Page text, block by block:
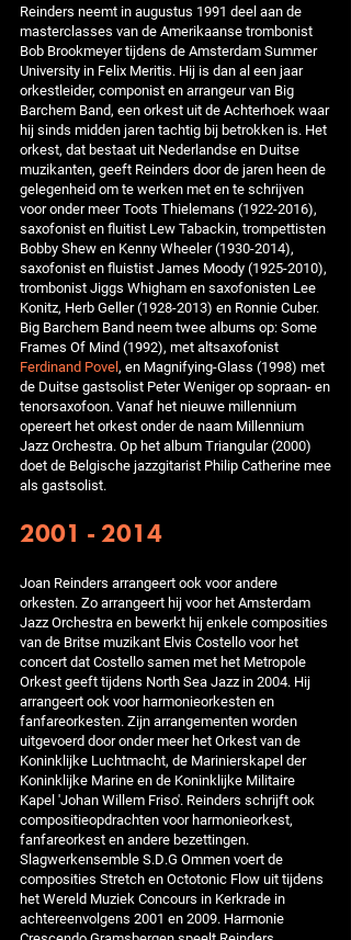
Reinders neemt in augustus 1991 deel aan de
masterclasses van de Amerikaanse trombonist
Bob Brookmeyer tijdens de Amsterdam Summer
University in Felix Meritis. Hij is dan al een jaar
orkestleider, componist en arrangeur van Big
Barchem Band, een orkest uit de Achterhoek waar
hij sinds midden jaren tachtig bij betrokken is. Het
orkest, dat bestaat uit Nederlandse en Duitse
muzikanten, geeft Reinders door de jaren heen de
gelegenheid om te werken met en te schrijven
voor onder meer Toots Thielemans (1922-2016),
saxofonist en fluitist Lew Tabackin, trompettisten
Bobby Shew en Kenny Wheeler (1930-2014),
saxofonist en fluistist James Moody (1925-2010),
trombonist Jiggs Whigham en saxofonisten Lee
Konitz, Herb Geller (1928-2013) en Ronnie Cuber.
Big Barchem Band neem twee albums op: Some
Frames Of Mind (1992), met altsaxofonist
Ferdinand Povel, en Magnifying-Glass (1998) met
de Duitse gastsolist Peter Weniger op sopraan- en
tenorsaxofoon. Vanaf het nieuwe millennium
opereert het orkest onder de naam Millennium
Jazz Orchestra. Op het album Triangular (2000)
doet de Belgische jazzgitarist Philip Catherine mee
als gastsolist.
2001 - 2014
Joan Reinders arrangeert ook voor andere
orkesten. Zo arrangeert hij voor het Amsterdam
Jazz Orchestra en bewerkt hij enkele composities
van de Britse muzikant Elvis Costello voor het
concert dat Costello samen met het Metropole
Orkest geeft tijdens North Sea Jazz in 2004. Hij
arrangeert ook voor harmonieorkesten en
fanfareorkesten. Zijn arrangementen worden
uitgevoerd door onder meer het Orkest van de
Koninklijke Luchtmacht, de Marinierskapel der
Koninklijke Marine en de Koninklijke Militaire
Kapel 'Johan Willem Friso'. Reinders schrijft ook
compositieopdrachten voor harmonieorkest,
fanfareorkest en andere bezettingen.
Slagwerkensemble S.D.G Ommen voert de
composities Stretch en Octotonic Flow uit tijdens
het Wereld Muziek Concours in Kerkrade in
achtereenvolgens 2001 en 2009. Harmonie